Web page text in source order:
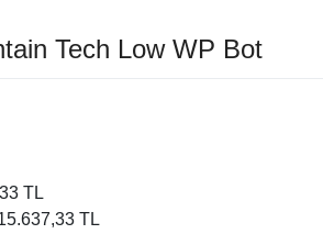
Tech Low WP Bot
TL
TL